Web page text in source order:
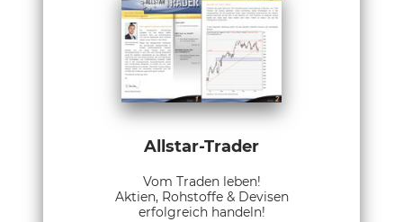
Allstar-Trader
Vom Traden leben!
Aktien, Rohstoffe & Devisen
erfolgreich handeln!